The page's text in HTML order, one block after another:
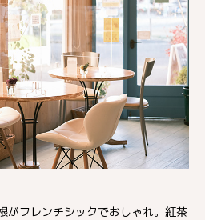
がフレンチシックでおしゃれ。紅茶